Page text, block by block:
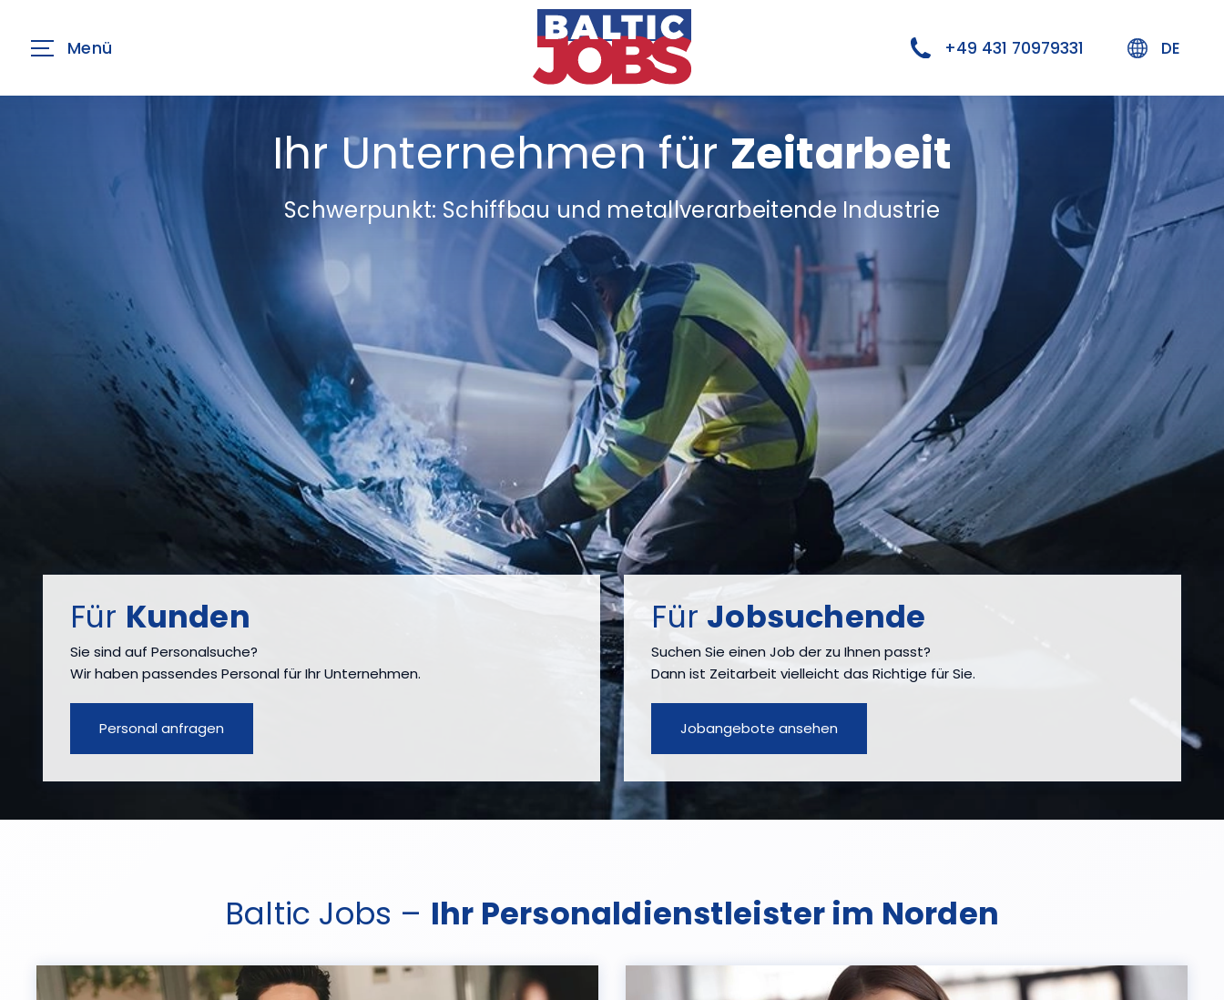
Menü +49 431 70979331 DE
Ihr Unternehmen fürZeitarbeit
Schwerpunkt: Schiffbau und metallverarbeitende Industrie
Für Kunden
Sie sind auf Personalsuche?
Wir haben passendes Personal für Ihr Unternehmen.
Personal anfragen
Für Jobsuchende
Suchen Sie einen Job der zu Ihnen passt?
Dann ist Zeitarbeit vielleicht das Richtige für Sie.
Jobangebote ansehen
Baltic Jobs – Ihr Personaldienstleister im Norden